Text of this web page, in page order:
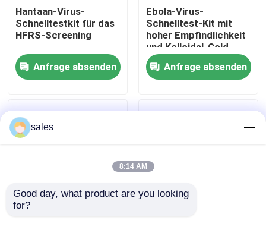
Werksbesichtigung
Qualitätskontrolle
Kontakt mit uns
Neuigkeiten
VR Show
Hantaan-Virus-
Schnelltestkit für das
HFRS-Screening
Anfrage absenden
Ebola-Virus-
Schnelltest-Kit mit
hoher Empfindlichkeit
und Kolloidal-Gold-
Methode für 15
Minuten Ergebnisse
Anfrage absenden
sales
8:14 AM
Good day, what product are you looking
for?